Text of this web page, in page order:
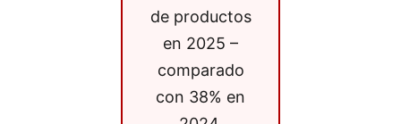
de productos
en 2025 –
comparado
con 38% en